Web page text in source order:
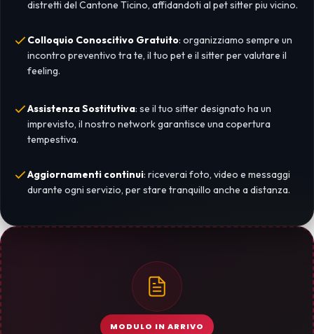
distretti del Cantone Ticino, affidandoti al pet sitter piu vicino.
Colloquio Conoscitivo Gratuito: organizziamo sempre un
incontro preventivo tra te, il tuo pet e il sitter per valutare il
feeling.
Assistenza Sostitutiva: se il tuo sitter designato ha un
imprevisto, il nostro network garantisce una copertura
tempestiva.
Aggiornamenti continui: riceverai foto, video e messaggi
durante ogni servizio, per stare tranquillo anche a distanza.
MODULO IN ARRIVO